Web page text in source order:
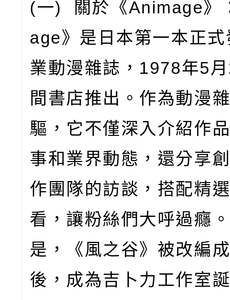
(一) 關於《Animage》
age》是日本第一本正
業動漫雜誌， 1978年5月
間書店推出。作為動漫
驅，它不僅深入介紹作
事和業界動態，還分享
作團隊的訪談，搭配精
看，讓粉絲們大呼過癮
是，《風之谷》被改編
後，成為吉卜力工作室